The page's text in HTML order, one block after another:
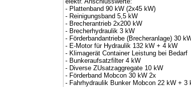
- Plattenband 90 kW (2x45 kW)
- Reinigungsband 5,5 kW
- Brecherantrieb 2x200 kW
- Brecherhydraulik 3 kW
- Förderbandantriebe (Brecheranlage) 30
- E-Motor für Hydraulik 132 kW + 4 kW
- Klimagerät Container Leistung bei Bedarf
- Bunkeraufsatzfilter 4 kW
- Diverse ZUsatzaggregate 10 kW
- Förderband Mobcon 30 kW 2x
- Fahrhydraulik Bunker Mobcon 22 kW + 3